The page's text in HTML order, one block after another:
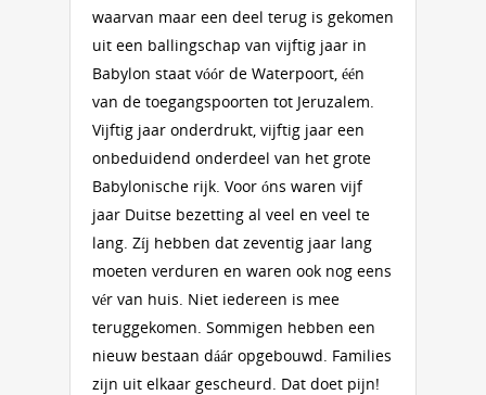
waarvan maar een deel terug is gekomen
uit een ballingschap van vijftig jaar in
Babylon staat vóór de Waterpoort, één
van de toegangspoorten tot Jeruzalem.
Vijftig jaar onderdrukt, vijftig jaar een
onbeduidend onderdeel van het grote
Babylonische rijk. Voor óns waren vijf
jaar Duitse bezetting al veel en veel te
lang. Zíj hebben dat zeventig jaar lang
moeten verduren en waren ook nog eens
vér van huis. Niet iedereen is mee
teruggekomen. Sommigen hebben een
nieuw bestaan dáár opgebouwd. Families
zijn uit elkaar gescheurd. Dat doet pijn!